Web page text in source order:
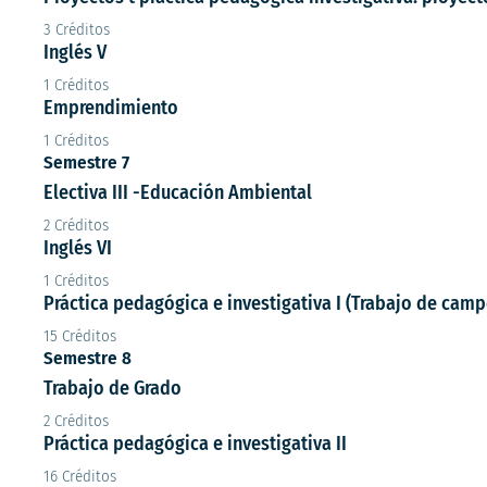
3 Créditos
Inglés V
1 Créditos
Emprendimiento
1 Créditos
Semestre 7
Electiva III -Educación Ambiental
2 Créditos
Inglés VI
1 Créditos
Práctica pedagógica e investigativa I (Trabajo de
15 Créditos
Semestre 8
Trabajo de Grado
2 Créditos
Práctica pedagógica e investigativa II
16 Créditos